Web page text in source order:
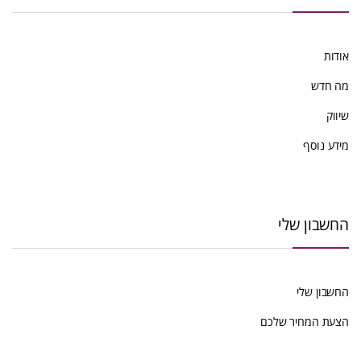
אודות
מה חדש
שיווק
מידע נוסף
החשבון שלי
החשבון שלי
הצעת המחיר שלכם